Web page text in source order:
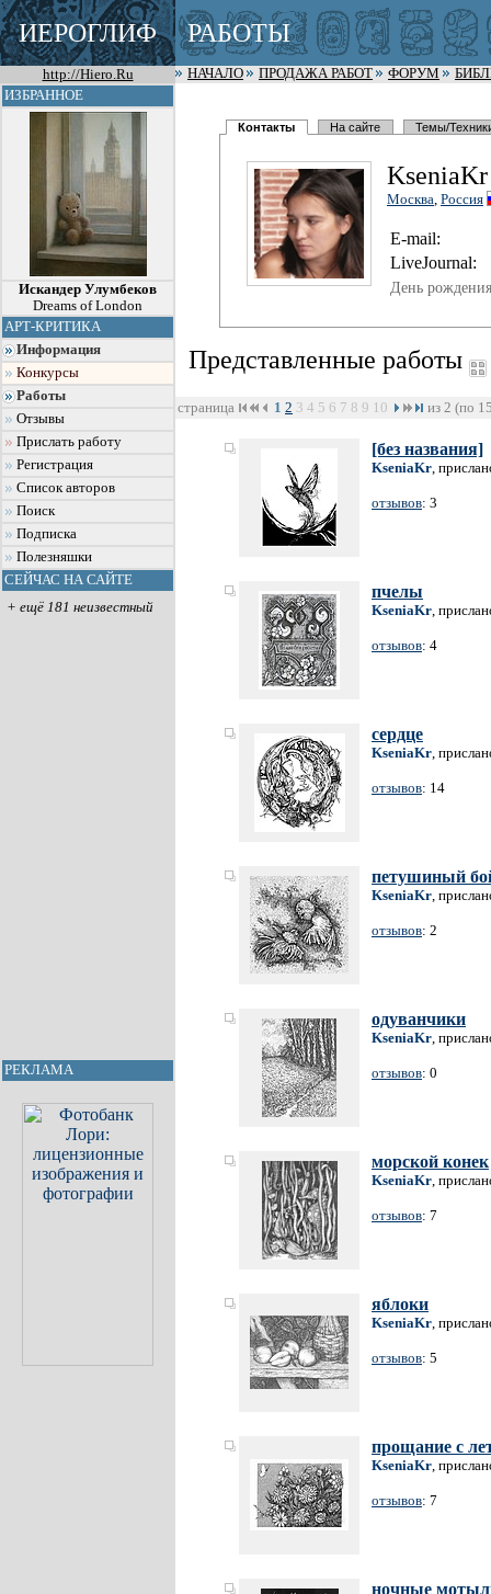
ИЕРОГЛИФ РАБОТЫ
http://Hiero.Ru НАЧАЛО ПРОДАЖА РАБОТ ФОРУМ
ИЗБРАННОЕ
Искандер Улумбеков
Dreams of London
АРТ-КРИТИКА
Информация
Конкурсы
Работы
Отзывы
Прислать работу
Регистрация
Список авторов
Поиск
Подписка
Полезняшки
СЕЙЧАС НА САЙТЕ
+ ещё 181 неизвестный
РЕКЛАМА
Контакты На сайте Темы/
KseniaKr
Москва, Россия
E-mail:
LiveJournal:
День
Представленные работы
страница 1 2 3 4 5 6 7 8 9 10 из 2 (по
[без названия]
KseniaKr,
отзывов: 3
пчелы
KseniaKr,
отзывов: 4
сердце
KseniaKr,
отзывов: 14
петушиный
KseniaKr,
отзывов: 2
одуванчики
KseniaKr,
отзывов: 0
морской конек
KseniaKr,
отзывов: 7
яблоки
KseniaKr,
отзывов: 5
прощание с
KseniaKr,
отзывов: 7
ночные